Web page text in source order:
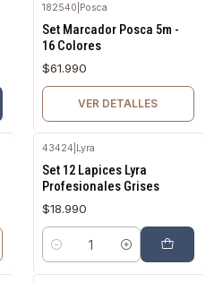
182540 Posca
Set Marcador Posca 5m -
16 Colores
$61.990
VER DETALLES
43424 Lyra
Set 12 Lapices Lyra
Profesionales Grises
$18.990
Cantidad